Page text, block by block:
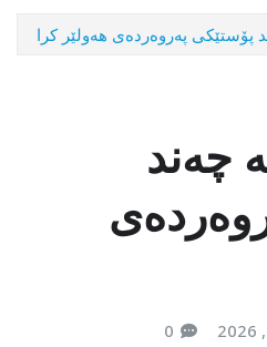
پۆستێکی پەروەردەی هەولێر کرا
چەند
0